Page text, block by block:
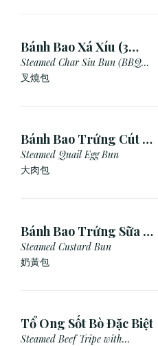
Bánh Bao Xá Xíu (3
Cái)
Steamed Char Siu Bun (BBQ
Pork Bun)
叉燒包
Bánh Bao Trứng Cút (3
Cái)
Steamed Quail Egg Bun
大肉包
Bánh Bao Trứng Sữa (3
Cái)
Steamed Custard Bun
奶黃包
Tổ Ong Sốt Bò Đặc Biệt
Steamed Beef Tripe with